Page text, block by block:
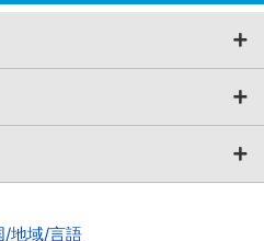
/地域/言語